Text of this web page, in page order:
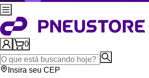
0
Insira seu CEP